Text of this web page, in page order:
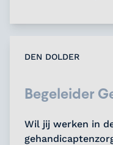
DEN DOLDER
Begeleider
Wil jij werken in